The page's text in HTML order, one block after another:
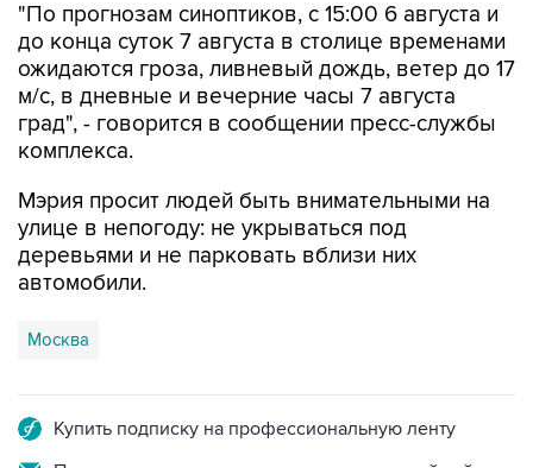
"По прогнозам синоптиков, с 15:00 6 августа и
до конца суток 7 августа в столице временами
ожидаются гроза, ливневый дождь, ветер до 17
м/с, в дневные и вечерние часы 7 августа
град", - говорится в сообщении пресс-службы
комплекса.
Мэрия просит людей быть внимательными на
улице в непогоду: не укрываться под
деревьями и не парковать вблизи них
автомобили.
Москва
Купить подписку на профессиональную ленту